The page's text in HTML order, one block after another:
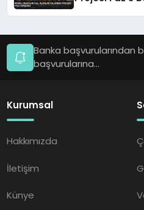
Banka başvurularından
başvurularına...
Kurumsal
Hakkımızda
İletişim
Künye